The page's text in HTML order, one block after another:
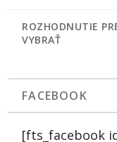
ROZHODNUTIE
VYBRAŤ
FACEBOOK
[fts_facebook